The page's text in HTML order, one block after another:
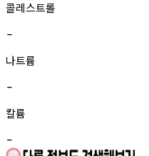
콜레스트롤
-
나트륨
-
칼륨
-